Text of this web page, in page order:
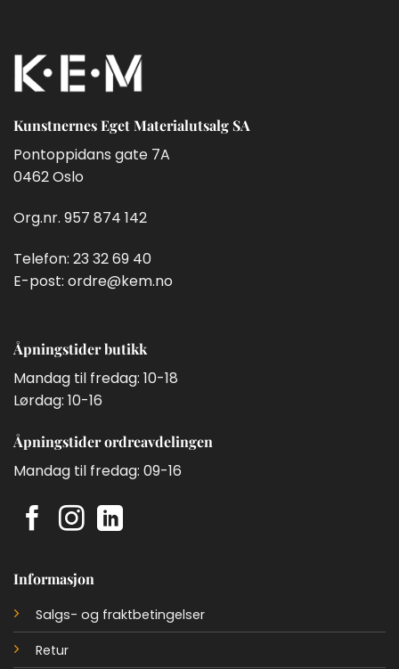
Alternativene
kan
på
produktsiden
på
produktsiden
Kunstnernes Eget Materialutsalg SA
Pontoppidans gate 7A
0462 Oslo
Org.nr. 957 874 142
Telefon: 23 32 69 40
E-post: ordre@kem.no
Åpningstider butikk
Mandag til fredag: 10-18
Lørdag: 10-16
Åpningstider ordreavdelingen
Mandag til fredag: 09-16
Informasjon
Salgs- og fraktbetingelser
Retur